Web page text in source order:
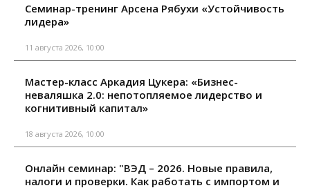
Семинар-тренинг Арсена Рябухи «Устойчивость
лидера»
11 августа 2026, 10:00
Мастер-класс Аркадия Цукера: «Бизнес-
неваляшка 2.0: непотопляемое лидерство и
когнитивный капитал»
18 августа 2026, 10:00
Онлайн семинар: "ВЭД – 2026. Новые правила,
налоги и проверки. Как работать с импортом и